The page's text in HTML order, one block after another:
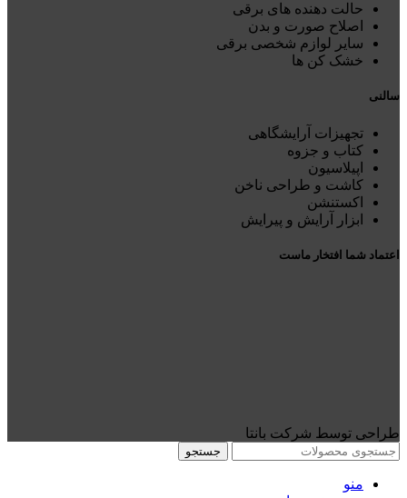
حالت دهنده های برقی
اصلاح صورت و بدن
سایر لوازم شخصی برقی
خشک کن ها
سالنی
تجهیزات آرایشگاهی
کتاب و جزوه
اپیلاسیون
کاشت و طراحی ناخن
اکستنشن
ابزار آرایش و پیرایش
اعتماد شما افتخار ماست
طراحی توسط شرکت بانتا
جستجو
منو